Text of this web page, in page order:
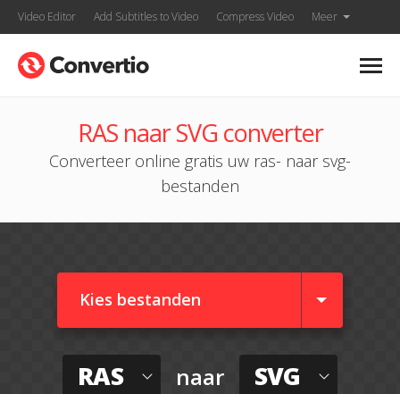
Video Editor Add Subtitles to Video Compress Video Meer
RAS naar SVG converter
Converteer online gratis uw ras- naar svg-
bestanden
Kies bestanden
RAS naar SVG